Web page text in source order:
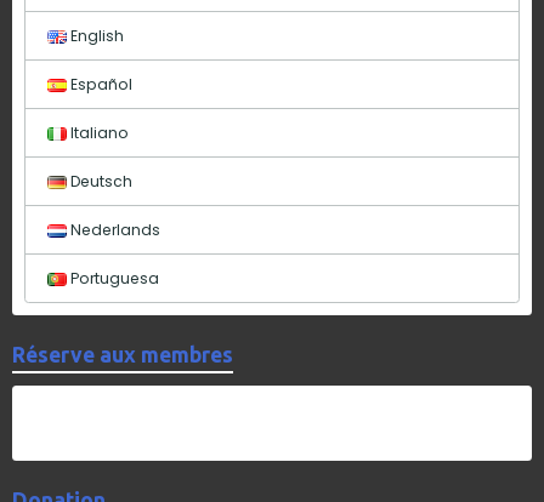
English
Español
Italiano
Deutsch
Nederlands
Portuguesa
Réserve aux membres